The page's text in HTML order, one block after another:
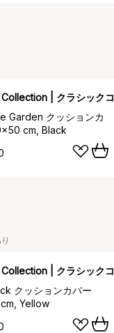
| クラシック
Garden クッションカ
cm, Black
| クラシック
クッションカバー
Yellow